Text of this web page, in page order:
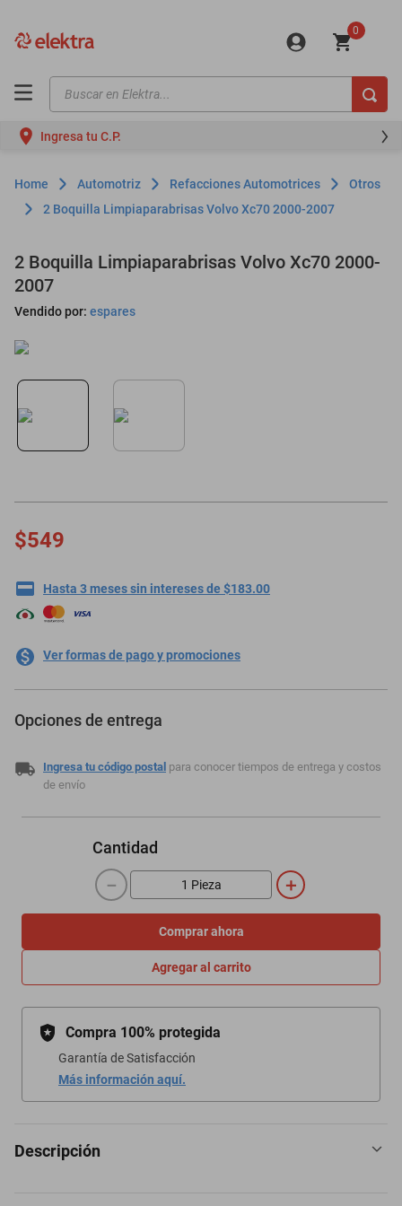
0
Buscar en Elektra...
Ingresa tu C.P.
Automotriz Refacciones Automotrices
Otros
2 Boquilla Limpiaparabrisas Volvo Xc70 2000-2007
2 Boquilla Limpiaparabrisas Volvo Xc70 2000-
2007
Vendido por: espares
$549
Hasta 3 meses sin intereses de $183.00
Ver formas de pago y promociones
Opciones de entrega
Ingresa tu código postal para conocer tiempos de entrega y costos
de envío
Cantidad
＋
－
Comprar ahora
Agregar al carrito
Compra 100% protegida
Garantía de Satisfacción
Más información aquí.
Descripción
motos
moto
celulares
refrigeradores